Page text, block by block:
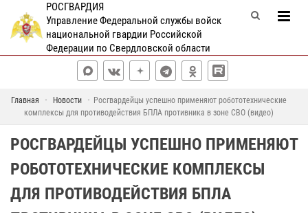
РОСГВАРДИЯ
Управление Федеральной службы войск
национальной гвардии Российской
Федерации по Свердловской области
Главная Новости
Росгвардейцы успешно применяют робототехнические
комплексы для противодействия БПЛА противника в зоне СВО (видео)
РОСГВАРДЕЙЦЫ УСПЕШНО ПРИМЕНЯЮТ
РОБОТОТЕХНИЧЕСКИЕ КОМПЛЕКСЫ
ДЛЯ ПРОТИВОДЕЙСТВИЯ БПЛА